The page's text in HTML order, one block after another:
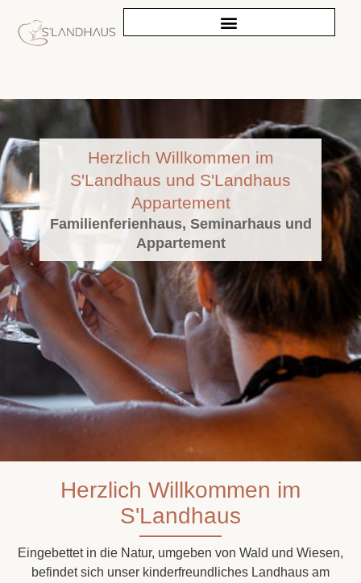
Herzlich Willkommen im
S'Landhaus und S'Landhaus
Appartement
Familienferienhaus, Seminarhaus und
Appartement
Herzlich Willkommen im
S'Landhaus
Eingebettet in die Natur, umgeben von Wald und Wiesen,
befindet sich unser kinderfreundliches Landhaus am